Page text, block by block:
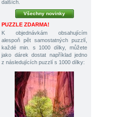
dalších.
Všechny novinky
PUZZLE ZDARMA!
K objednávkám obsahujícím
alespoň pět samostatných puzzlí,
každé min. s 1000 dílky, můžete
jako dárek dostat například jedno
z následujících puzzlí s 1000 dílky: